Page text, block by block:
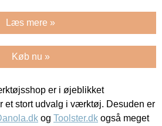
Læs mere »
Køb nu »
er i øjeblikket
et stort udvalg i værktøj. Desuden er
og Toolster.dk også meget